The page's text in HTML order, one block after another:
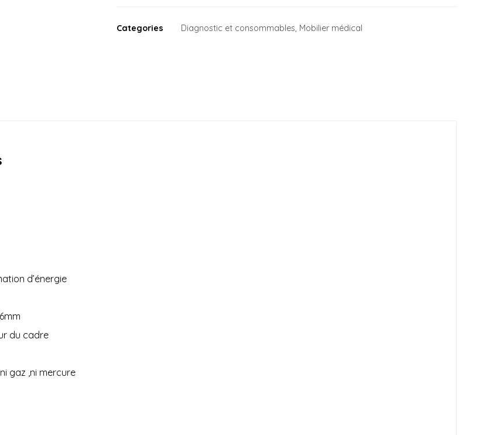
Categories Diagnostic et consommables Mobilier médical
d’énergie
du cadre
gaz ,ni mercure